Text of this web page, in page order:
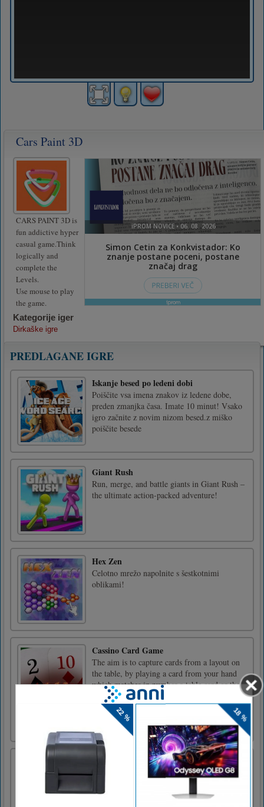
Cars Paint 3D
CARS PAINT 3D is
fun addictive hyper
casual game.Think
logically and
complete the
Levels.
Use mouse to play
the game.
Kategorije iger
Dirkaške igre
PREDLAGANE IGRE
Iskanje besed po ledeni dobi
Poiščite vsa imena znakov iz ledene dobe,
preden zmanjka časa. Imate 10 minut! Vsako
igro začnite z novim nizom besed.z miško
poiščite besede
Giant Rush
Run, merge, and battle giants in Giant Rush –
the ultimate action-packed adventure!
Hex Zen
Celotno mrežo napolnite s šestkotnimi
oblikami!
Cassino Card Game
The aim is to capture cards from a layout on
the table, by playing a card from your hand
which matches in number a table card or the
sum of several table cards.This app is for
entertainment purposes only the game credits
have no real money value you will need a
little crying and [...]
Modra pošast: Ujemi me
Blue Monster: Catch Me je arkadna igra
skrivalnic s 3D liki Stickman. Izberete lahko
vloge skrivalnic. Ko zaslužite dovolj